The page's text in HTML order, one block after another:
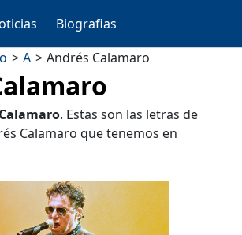
Biografias
A Andrés Calamaro
. Estas son las letras de
Calamaro que tenemos en